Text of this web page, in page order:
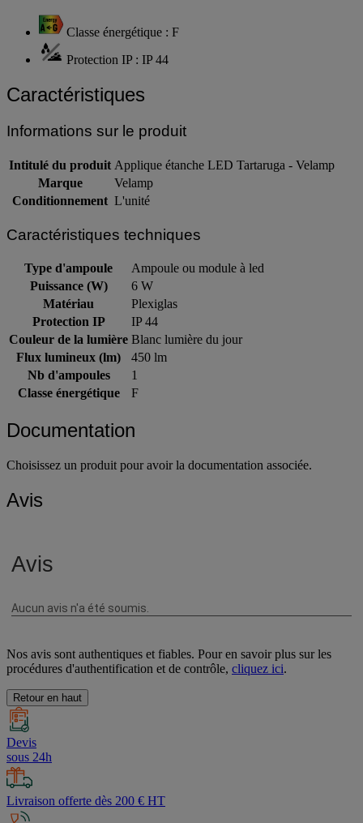
Classe énergétique : F
Protection IP : IP 44
Caractéristiques
Informations sur le produit
Intitulé du produit Applique étanche LED Tartaruga - Velamp
Marque
Velamp
Conditionnement L'unité
Caractéristiques techniques
Type d'ampoule
Ampoule ou module à led
Puissance (W)
6 W
Matériau
Plexiglas
Protection IP
IP 44
Couleur de la lumière Blanc lumière du jour
Flux lumineux (lm)
450 lm
Nb d'ampoules
1
Classe énergétique
F
Documentation
Choisissez un produit pour avoir la documentation associée.
Avis
Nos avis sont authentiques et fiables. Pour en savoir plus sur les
procédures d'authentification et de contrôle, cliquez ici.
Retour en haut
Devis
sous 24h
Livraison offerte dès 200 € HT